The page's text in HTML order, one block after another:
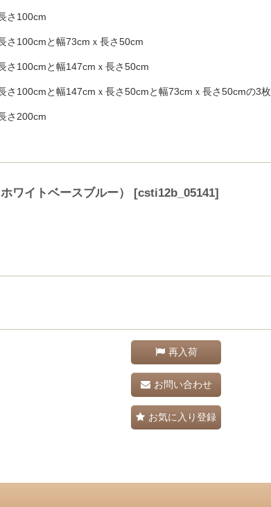
さ100cm
さ100cmと幅73cmｘ長さ50cm
さ100cmと幅147cmｘ長さ50cm
さ100cmと幅147cmｘ長さ50cmと幅73cmｘ長さ50cmの3枚
さ200cm
ワイトベースブルー） [csti12b_05141]
再入荷
お問い合わせ
お気に入り登録